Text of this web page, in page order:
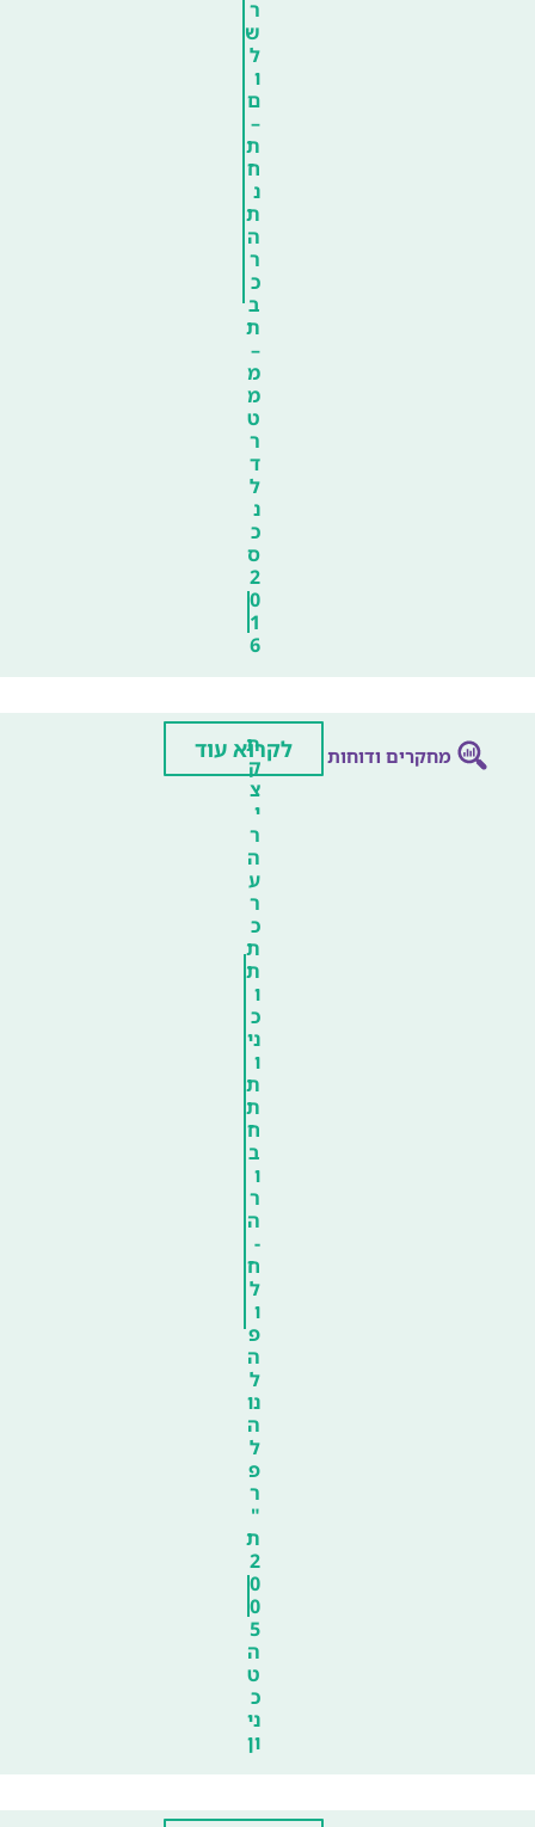
ר
ש
ל
ו
ם
–
ת
ח
נ
ת
ה
ר
כ
ב
ת
–
מ
מ
ט
ר
ד
ל
נ
כ
ס
2
0
1
6
מחקרים ודוחות
ת
ק
צ
י
ר
ה
ע
ר
כ
ת
ת
ו
כ
ני
ו
ת
ת
ח
ב
ו
ר
ה
-
ח
ל
ו
פ
ה
ל
נו
ה
ל
פ
ר
"
ת
2
0
0
5
ה
ט
כ
ני
ון
לקרוא עוד